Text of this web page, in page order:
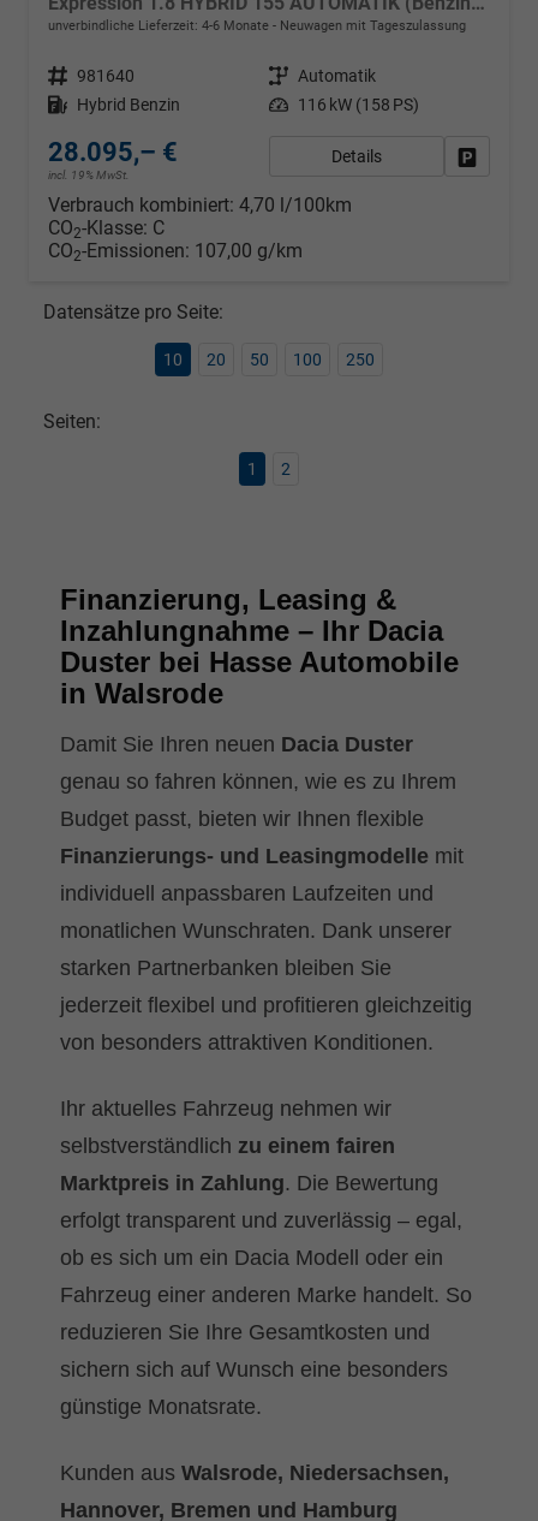
unverbindliche Lieferzeit: 4-6 Monate Neuwagen mit Tageszulassung
Fahrzeugnr. 981640 Getriebe Automatik
Kraftstoff Hybrid Benzin Leistung 116 kW (158 PS)
28.095,– €
incl. 19% MwSt.
Details
Verbrauch kombiniert: 4,70 l/100km
CO2-Klasse: C
CO2-Emissionen: 107,00 g/km
Datensätze pro Seite:
10 20 50 100 250
Seiten:
1 2
Finanzierung, Leasing &
Inzahlungnahme – Ihr Dacia
Duster bei Hasse Automobile
in Walsrode
Damit Sie Ihren neuen Dacia Duster
genau so fahren können, wie es zu Ihrem
Budget passt, bieten wir Ihnen flexible
Finanzierungs- und Leasingmodelle mit
individuell anpassbaren Laufzeiten und
monatlichen Wunschraten. Dank unserer
starken Partnerbanken bleiben Sie
jederzeit flexibel und profitieren gleichzeitig
von besonders attraktiven Konditionen.
Ihr aktuelles Fahrzeug nehmen wir
selbstverständlich zu einem fairen
Marktpreis in Zahlung. Die Bewertung
erfolgt transparent und zuverlässig – egal,
ob es sich um ein Dacia Modell oder ein
Fahrzeug einer anderen Marke handelt. So
reduzieren Sie Ihre Gesamtkosten und
sichern sich auf Wunsch eine besonders
günstige Monatsrate.
Kunden aus Walsrode, Niedersachsen,
Hannover, Bremen und Hamburg